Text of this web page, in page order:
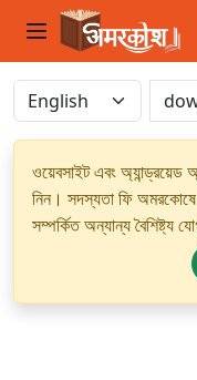
ওয়েবসাইট এবং অ্যান্ড্রয়েড
নিন। সদস্যতা ফি অমরকোষে
সম্পর্কিত অন্যান্য বৈশিষ্ট্য